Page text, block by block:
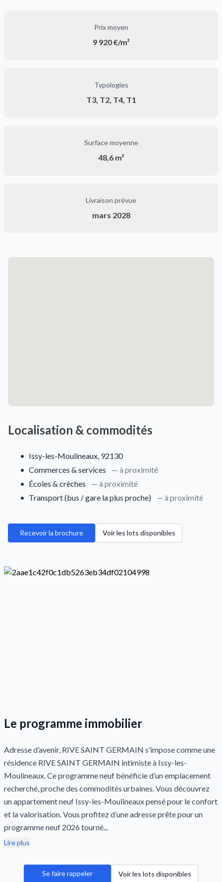
Prix moyen
9 920 €/m²
Typologies
T3, T2, T4, T1
Surface moyenne
48,6 m²
Livraison prévue
mars 2028
Localisation & commodités
• Issy-les-Moulineaux, 92130
• Commerces & services
— à proximité
• Écoles & crèches
— à proximité
• Transport (bus / gare la plus proche) — à proximité
Recevoir la brochure Voir les lots disponibles
Le programme immobilier
Adresse d’avenir, RIVE SAINT GERMAIN s’impose comme une
résidence RIVE SAINT GERMAIN intimiste à Issy-les-
Moulineaux. Ce programme neuf bénéficie d’un emplacement
recherché, proche des commodités urbaines. Vous découvrez
un appartement neuf Issy-les-Moulineaux pensé pour le confort
et la valorisation. Vous profitez d’une adresse prête pour un
programme neuf 2026 tourné...
Lire plus
Se faire rappeler Voir les lots disponibles